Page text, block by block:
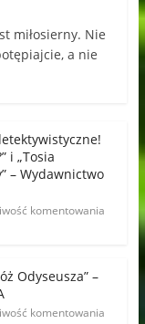
miłosierny. Nie
a nie
i „Tosia
– Wydawnictwo
komentowania
Odyseusza” –
komentowania